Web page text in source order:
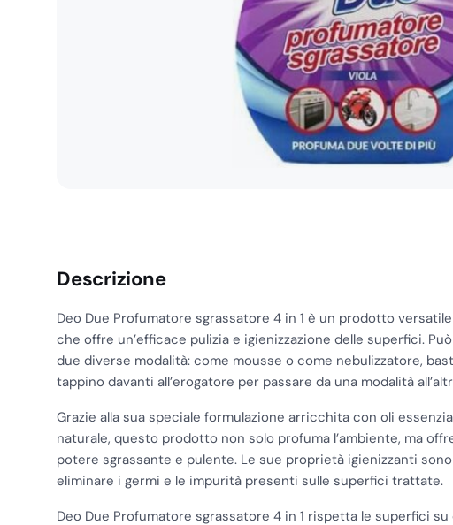
Descrizione
Deo Due Profumatore sgrassatore 4 in 1 è un prodotto
che offre un’efficace pulizia e igienizzazione delle superfici.
due diverse modalità: come mousse o come nebulizzatore,
tappino davanti all’erogatore per passare da una modalità
Grazie alla sua speciale formulazione arricchita con oli
naturale, questo prodotto non solo profuma l’ambiente, ma
potere sgrassante e pulente. Le sue proprietà igienizzanti
eliminare i germi e le impurità presenti sulle superfici trattate.
Deo Due Profumatore sgrassatore 4 in 1 rispetta le superfici